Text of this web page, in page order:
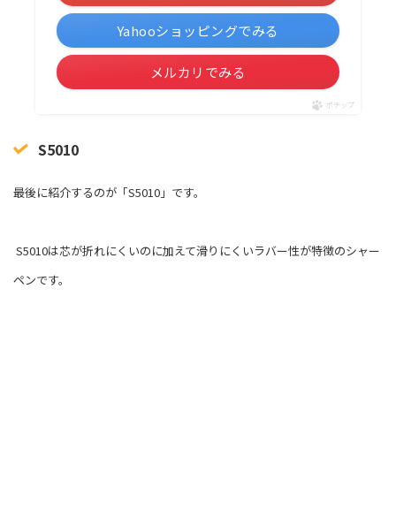
Yahooショッピングでみる
メルカリでみる
ポチップ
S5010
最後に紹介するのが「S5010」です。
S5010は芯が折れにくいのに加えて滑りにくいラバー性が特徴のシャー
ペンです。